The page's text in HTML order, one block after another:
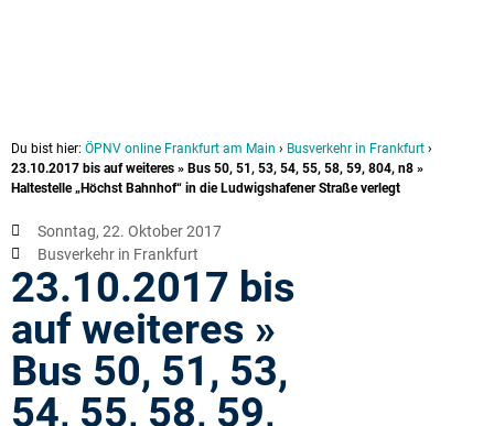
Du bist hier: ÖPNV online Frankfurt am Main › Busverkehr in Frankfurt ›
23.10.2017 bis auf weiteres » Bus 50, 51, 53, 54, 55, 58, 59, 804, n8 »
Haltestelle „Höchst Bahnhof“ in die Ludwigshafener Straße verlegt
Sonntag, 22. Oktober 2017
Busverkehr in Frankfurt
23.10.2017 bis
auf weiteres »
Bus 50, 51, 53,
54, 55, 58, 59,